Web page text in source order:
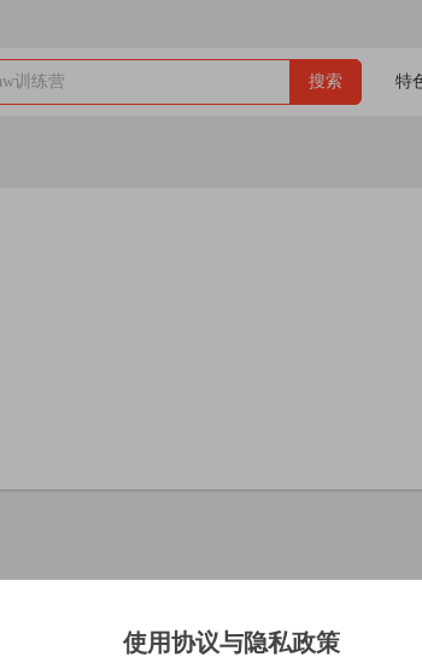
训练营 搜索 特
使用协议与隐私政策